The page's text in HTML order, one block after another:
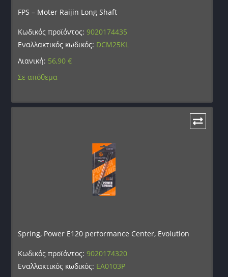
FPS – Moter Raijin Long Shaft
Κωδικός προϊόντος:9020174435
Εναλλακτικός κωδικός: DCM25KL
Λιανική: 56,90€
Σε απόθεμα
Spring, Power E120 performance Center, Evolution
Κωδικός προϊόντος:9020174320
Εναλλακτικός κωδικός: EA0103P